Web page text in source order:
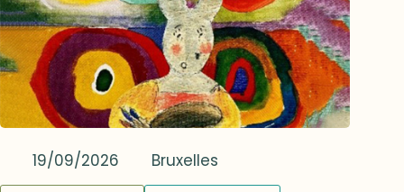
19/09/2026 Bruxelles